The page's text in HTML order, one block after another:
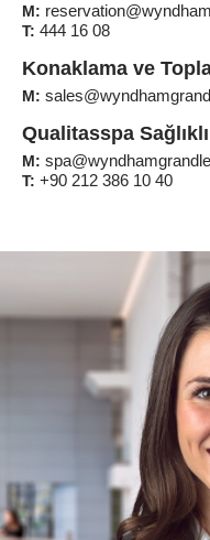
M:
T: 444 16 08
Konaklama ve
M:
Qualitasspa
M:
T: +90 212 386 10 40